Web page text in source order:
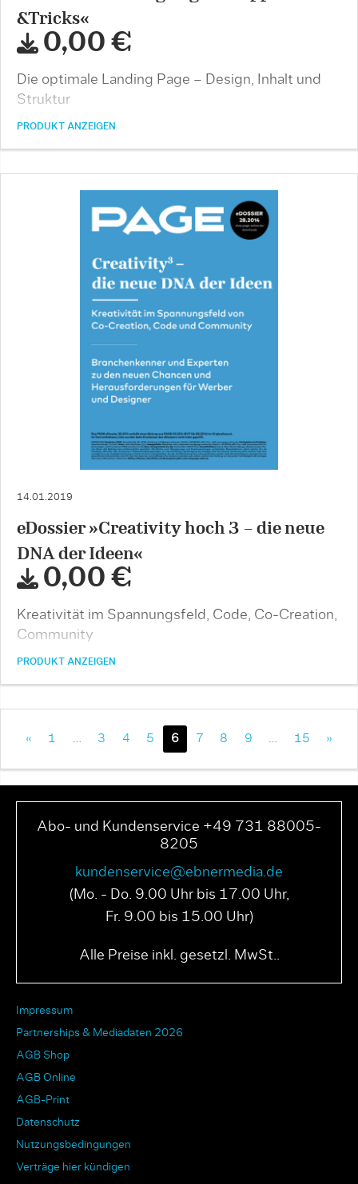
&Tricks«
0,00 €
Die optimale Landing Page – Design, Inhalt und
Struktur
PRODUKT ANZEIGEN
14.01.2019
eDossier »Creativity hoch 3 – die neue
DNA der Ideen«
0,00 €
Kreativität im Spannungsfeld, Code, Co-Creation,
Community
PRODUKT ANZEIGEN
« 1 … 3 4 5 6 7 8 9 … 15 »
Abo- und Kundenservice +49 731 88005-
8205
kundenservice@ebnermedia.de
(Mo. - Do. 9.00 Uhr bis 17.00 Uhr,
Fr. 9.00 bis 15.00 Uhr)
Alle Preise inkl. gesetzl. MwSt..
Impressum
Partnerships & Mediadaten 2026
AGB Shop
AGB Online
AGB-Print
Datenschutz
Nutzungsbedingungen
Verträge hier kündigen